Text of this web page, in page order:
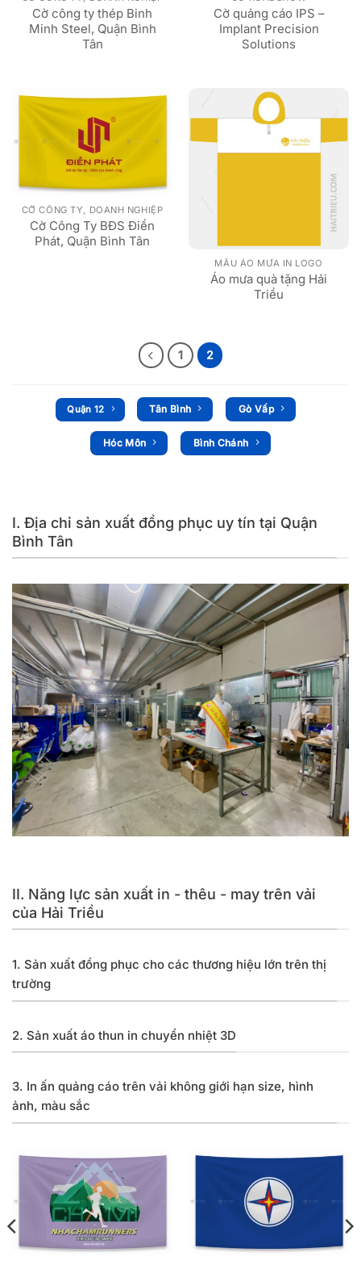
Cờ công ty thép Binh
Minh Steel, Quận Bình
Tân
Cờ quảng cáo IPS –
Implant Precision
Solutions
CỜ CÔNG TY, DOANH NGHIỆP
Cờ Công Ty BĐS Điền
Phát, Quận Bình Tân
MẪU ÁO MƯA IN LOGO
Áo mưa quà tặng Hải
Triều
1 2
Quận 12 Tân Bình Gò Vấp
Hóc Môn Bình Chánh
I. Địa chỉ sản xuất đồng phục uy tín tại Quận
Bình Tân
II. Năng lực sản xuất in - thêu - may trên vải
của Hải Triều
1. Sản xuất đồng phục cho các thương hiệu lớn trên thị
trường
2. Sản xuất áo thun in chuyển nhiệt 3D
3. In ấn quảng cáo trên vải không giới hạn size, hình
ảnh, màu sắc